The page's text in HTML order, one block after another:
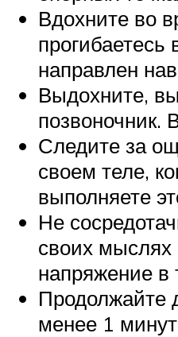
Вдохните во
прогибаетесь
направлен
Выдохните,
позвоночник.
Следите за
своем теле,
выполняете
Не
своих мыслях
напряжение в
Продолжайте
менее 1